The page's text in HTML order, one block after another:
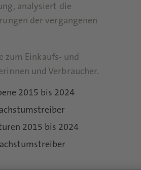
analysiert die
der vergangenen
zum Einkaufs- und
und Verbraucher.
2015 bis 2024
2015 bis 2024